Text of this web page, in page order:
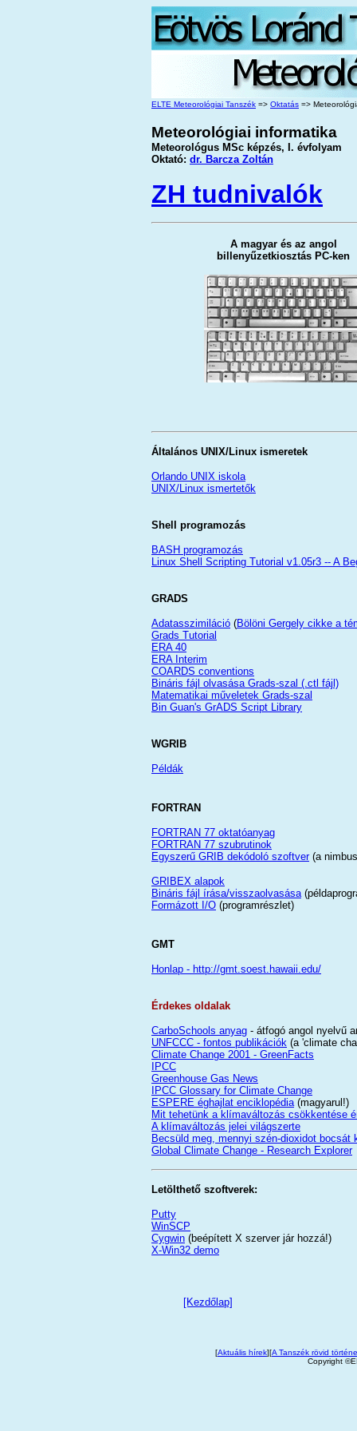
ELTE Meteorológiai Tanszék => Oktatás =>
Meteorológiai informatika
Meteorológus MSc képzés, I. évfolyam
Oktató: dr. Barcza Zoltán
ZH tudnivalók
A magyar és az angol
billenyűzetkiosztás PC-ken
Általános UNIX/Linux ismeretek
Orlando UNIX iskola
UNIX/Linux ismertetők
Shell programozás
BASH programozás
Linux Shell Scripting Tutorial v1.05r3 -- A
GRADS
Adatasszimiláció (Bölöni Gergely cikke a
Grads Tutorial
ERA 40
ERA Interim
COARDS conventions
Bináris fájl olvasása Grads-szal (.ctl fájl)
Matematikai műveletek Grads-szal
Bin Guan's GrADS Script Library
WGRIB
Példák
FORTRAN
FORTRAN 77 oktatóanyag
FORTRAN 77 szubrutinok
Egyszerű GRIB dekódoló szoftver(a
GRIBEX alapok
Bináris fájl írása/visszaolvasása
Formázott I/O (programrészlet)
GMT
Honlap - http://gmt.soest.hawaii.edu/
Érdekes oldalak
CarboSchools anyag - átfogó angol nyelvű
UNFCCC - fontos publikációk (a 'climate
Climate Change 2001 - GreenFacts
IPCC
Greenhouse Gas News
IPCC Glossary for Climate Change
ESPERE éghajlat enciklopédia(magyarul!)
Mit tehetünk a klímaváltozás csökkentése
A klímaváltozás jelei világszerte
Becsüld meg, mennyi szén-dioxidot bocsát
Global Climate Change - Research Explorer
Letölthető szoftverek:
Putty
WinSCP
Cygwin (beépített X szerver jár hozzá!)
X-Win32 demo
[Kezdőlap]
[Aktuális hírek][A Tanszék rövid
Copyright